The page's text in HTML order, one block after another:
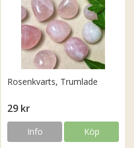
Rosenkvarts, Trumlade
29 kr
Info Köp